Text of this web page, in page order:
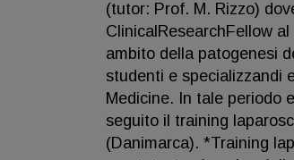
(tutor: Prof. M. Rizzo)
ClinicalResearchFellow
ambito della patogenesi
studenti e specializzandi
Medicine. In tale periodo
seguito il training
(Danimarca). *Training